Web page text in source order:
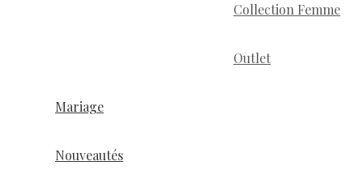
Collection Femme
Outlet
Mariage
Nouveautés